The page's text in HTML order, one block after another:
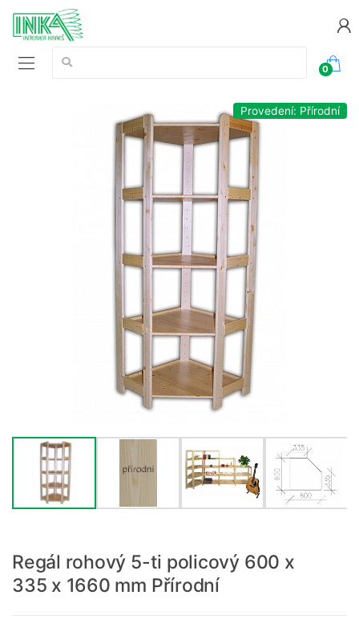
Vyhledávání:
0
Provedení: Přírodní
Regál rohový 5-ti policový 600 x
335 x 1660 mm Přírodní